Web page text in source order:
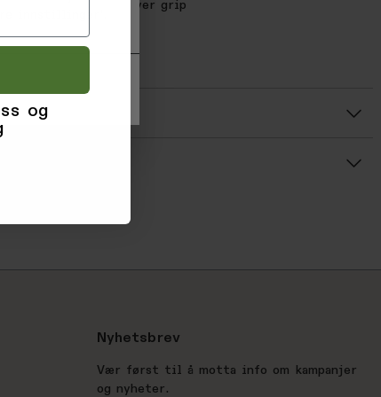
Fingertips for Lever grip
Nyhetsbrev
Vær først til å motta info om kampanjer
og nyheter.
innstillinger'.
og